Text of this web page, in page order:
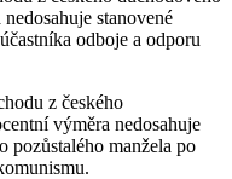
stanovené
odboje a odporu
z českého
výměra nedosahuje
pozůstalého manžela po